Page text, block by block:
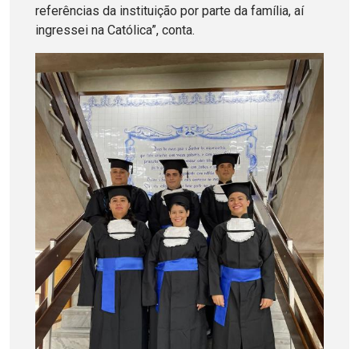
referências da instituição por parte da família, aí
ingressei na Católica”, conta.